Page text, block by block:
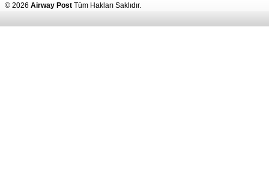
© 2026 Airway Post Tüm Hakları Saklıdır.